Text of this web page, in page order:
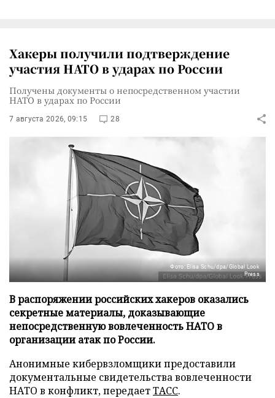
Хакеры получили подтверждение
участия НАТО в ударах по России
Получены документы о непосредственном участии
НАТО в ударах по России
7 августа 2026, 09:15 28
Фото: Elisa Schu/dpa/Global Look
Press
В распоряжении российских хакеров оказались
секретные материалы, доказывающие
непосредственную вовлеченность НАТО в
организации атак по России.
Анонимные кибервзломщики предоставили
документальные свидетельства вовлеченности
НАТО в конфликт, передаетТАСС.